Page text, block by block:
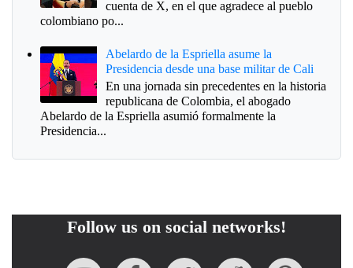
cuenta de X, en el que agradece al pueblo
colombiano po...
Abelardo de la Espriella asume la
Presidencia desde una base militar de Cali
En una jornada sin precedentes en la historia
republicana de Colombia, el abogado
Abelardo de la Espriella asumió formalmente la
Presidencia...
Follow us on social networks!